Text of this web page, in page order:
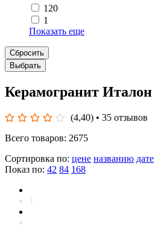
120
1
Показать еще
Сбросить
Выбрать
Керамогранит
(4,40) • 35 отзывов
Всего товаров: 2675
Сортировка по: цене названию дате
Показ по: 42 84 168
1